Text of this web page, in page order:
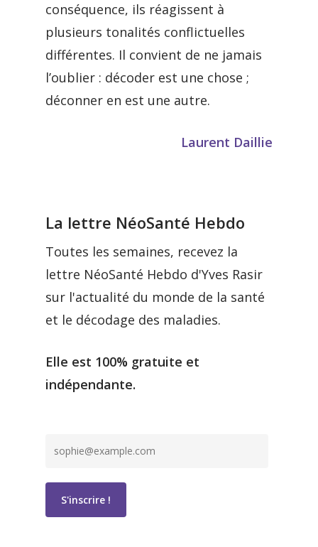
conséquence, ils réagissent à
plusieurs tonalités conflictuelles
différentes. Il convient de ne jamais
l’oublier : décoder est une chose ;
déconner en est une autre.
Laurent Daillie
La lettre NéoSanté Hebdo
Toutes les semaines, recevez la
lettre NéoSanté Hebdo d'Yves Rasir
sur l'actualité du monde de la santé
et le décodage des maladies.
Elle est 100% gratuite et
indépendante.